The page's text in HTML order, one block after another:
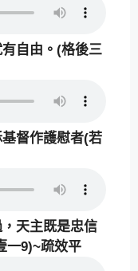
自由。(格後三
督作護慰者(若
天主既是忠信
一9)~疏效平